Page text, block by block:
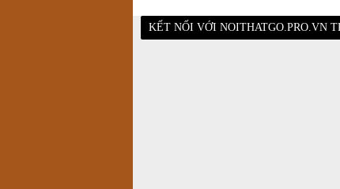
KẾT NỐI VỚI NOITHATGO.PRO.VN